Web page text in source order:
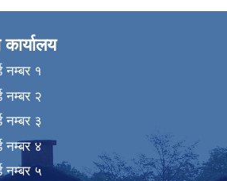
कार्यालय
न‌म्बर १
न‌म्बर २
न‌म्बर ३
न‌म्बर ४
न‌म्बर ५